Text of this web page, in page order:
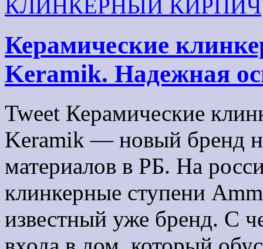
КЛИНКЕРНЫЙ КИРПИЧ
Керамические
Keramik. Надежная
Tweet Керамические
Keramik — новый бренд
материалов в РБ. На
клинкерные ступени
известный уже бренд. С